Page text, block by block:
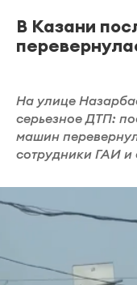
В Казани
На улице
серьезное ДТП:
машин
сотрудники ГАИ